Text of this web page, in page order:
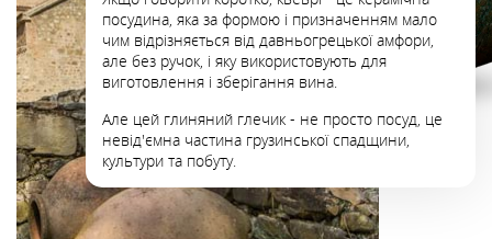
посудина, яка за формою і призначенням мало
чим відрізняється від давньогрецької амфори,
але без ручок, і яку використовують для
виготовлення і зберігання вина.
Але цей глиняний глечик - не просто посуд, це
невід'ємна частина грузинської спадщини,
культури та побуту.